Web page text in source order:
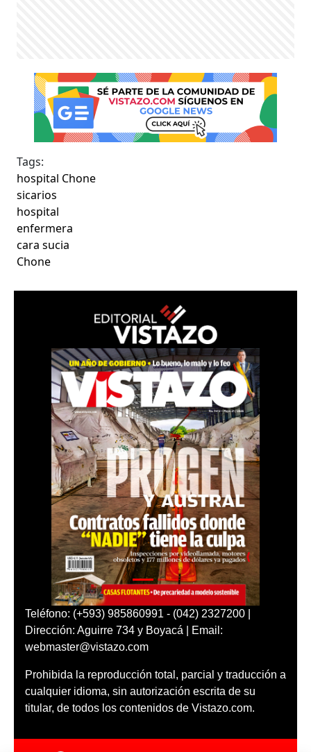
Tags:
hospital Chone
sicarios
hospital
enfermera
cara sucia
Chone
Teléfono: (+593) 985860991 - (042) 2327200 |
Dirección: Aguirre 734 y Boyacá | Email:
webmaster@vistazo.com
Prohibida la reproducción total, parcial y traducción a
cualquier idioma, sin autorización escrita de su
titular, de todos los contenidos de Vistazo.com.